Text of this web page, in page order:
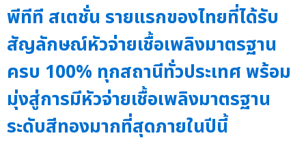
พีทีที สเตชั่น รายแรกของไทยที่ได้รับ
สัญลักษณ์หัวจ่ายเชื้อเพลิงมาตรฐาน
ครบ 100% ทุกสถานีทั่วประเทศ พร้อม
มุ่งสู่การมีหัวจ่ายเชื้อเพลิงมาตรฐาน
ระดับสีทองมากที่สุดภายในปีนี้